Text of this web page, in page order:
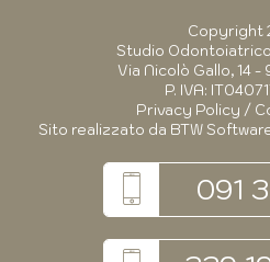
Copyright
Studio
Via Nicolò Gallo, 14 -
P. IVA:
Privacy Policy /
Sito realizzato da BTW
091